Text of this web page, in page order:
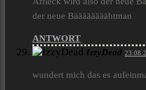
der neue Bäääääääähtman
ANTWORT
IzzyDead
wundert mich das es